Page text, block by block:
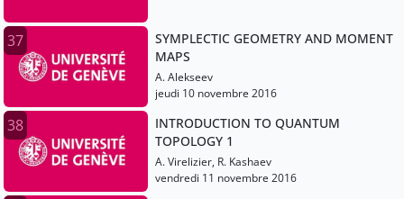
37
SYMPLECTIC GEOMETRY AND MOMENT
MAPS
A. Alekseev
jeudi 10 novembre 2016
38
INTRODUCTION TO QUANTUM
TOPOLOGY 1
A. Virelizier, R. Kashaev
vendredi 11 novembre 2016